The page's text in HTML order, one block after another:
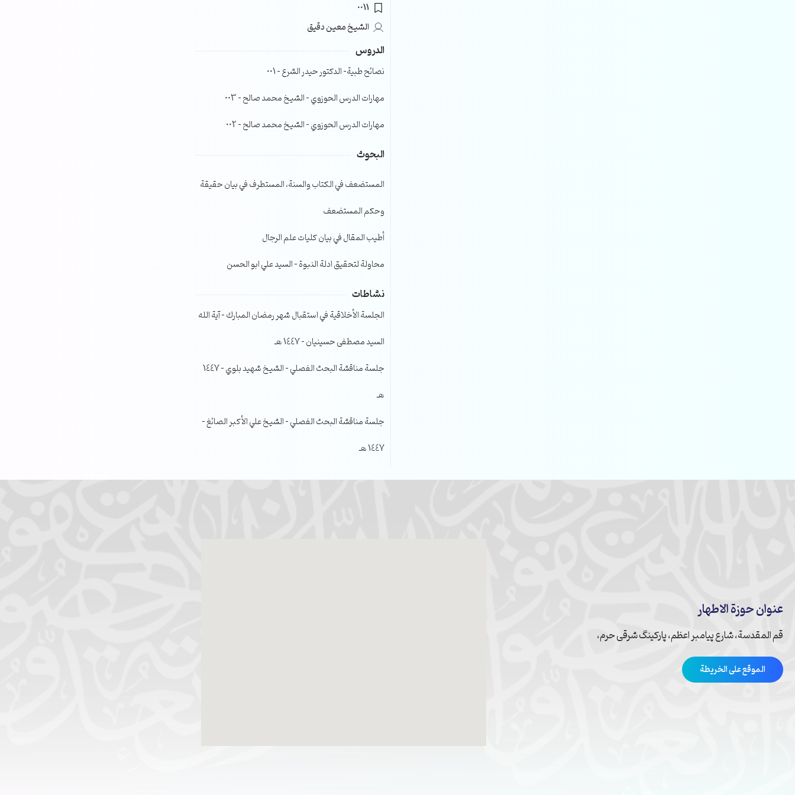
الصوت.
0011
الشيخ معين دقيق
الدروس
نصائح طبية- الدكتور حيدر الشرع – 001
مهارات الدرس الحوزوي – الشيخ محمد صالح – 003
مهارات الدرس الحوزوي – الشيخ محمد صالح – 002
البحوث
المستضعف في الكتاب والسنة، المستطرف في بيان حقيقة
وحكم المستضعف
أطيب المقال في بيان كليات علم الرجال
محاولة لتحقيق ادلة النبوة – السيد علي ابو الحسن
نشاطات
الجلسة الأخلاقية في استقبال شهر رمضان المبارك – آية الله
السيد مصطفى حسينيان – 1447 هـ
جلسة مناقشة البحث الفصلي – الشيخ شهيد بلوي – 1447
هـ
جلسة مناقشة البحث الفصلي – الشيخ علي الأكبر الصائغ –
1447 هـ
عنوان حوزة الاطهار
قم المقدسة، شارع پیامبر اعظم، پارکینگ شرقی حرم،
الموقع على الخريطة